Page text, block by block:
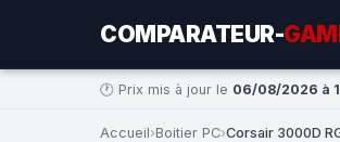
COMPARATEUR-
🕐 Prix mis à jour le 06/08/2026 à
Accueil›Boitier PC›Corsair 3000D